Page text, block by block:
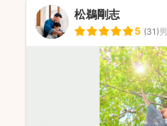
松鵜剛志
5 (31)